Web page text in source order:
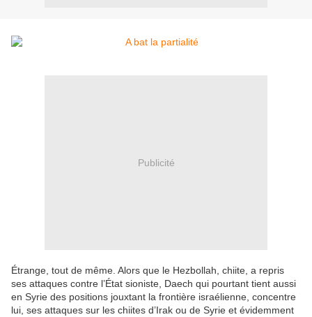
Publicité
Étrange, tout de même. Alors que le Hezbollah, chiite, a repris
ses attaques contre l’État sioniste, Daech qui pourtant tient aussi
en Syrie des positions jouxtant la frontière israélienne, concentre
lui, ses attaques sur les chiites d’Irak ou de Syrie et évidemment